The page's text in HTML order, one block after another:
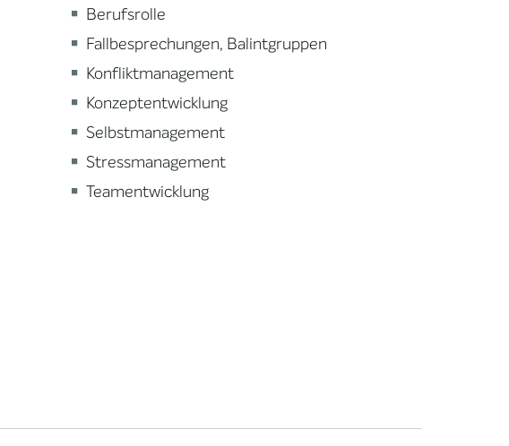
Berufsrolle
Fallbesprechungen, Balintgruppen
Konfliktmanagement
Konzeptentwicklung
Selbstmanagement
Stressmanagement
Teamentwicklung